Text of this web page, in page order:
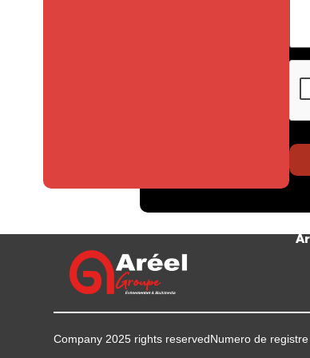
Company 2025 rights reservedNumero de